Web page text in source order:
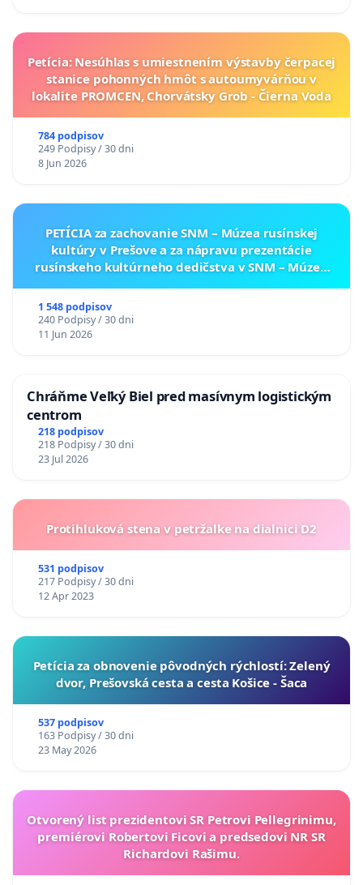
Petícia: Nesúhlas s umiestnením výstavby čerpacej
stanice pohonných hmôt s autoumyvárňou v
lokalite PROMCEN, Chorvátsky Grob - Čierna Voda
784 podpisov
249 Podpisy / 30 dni
8 Jun 2026
PETÍCIA za zachovanie SNM – Múzea rusínskej
kultúry v Prešove a za nápravu prezentácie
rusínskeho kultúrneho dedičstva v SNM – Múzeu
1 548 podpisov
240 Podpisy / 30 dni
11 Jun 2026
Chráňme Veľký Biel pred masívnym logistickým
centrom
218 podpisov
218 Podpisy / 30 dni
23 Jul 2026
Protihluková stena v petržalke na dialnici D2
531 podpisov
217 Podpisy / 30 dni
12 Apr 2023
​Petícia za obnovenie pôvodných rýchlostí: Zelený
dvor, Prešovská cesta a cesta Košice - Šaca
537 podpisov
163 Podpisy / 30 dni
23 May 2026
Otvorený list prezidentovi SR Petrovi Pellegrinimu,
premiérovi Robertovi Ficovi a predsedovi NR SR
Richardovi Rašimu.